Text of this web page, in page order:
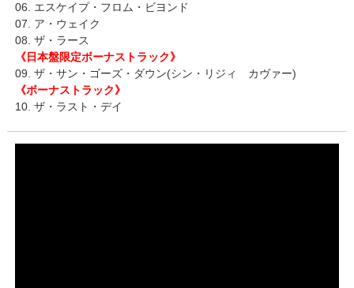
06. エスケイプ・フロム・ビヨンド
07. ア・ウェイク
08. ザ・ラース
《日本盤限定ボーナストラック》
09. ザ・サン・ゴーズ・ダウン(シン・リジィ カヴァー)
《ボーナストラック》
10. ザ・ラスト・デイ